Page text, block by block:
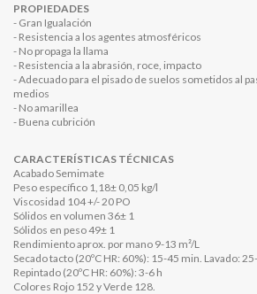
PROPIEDADES
- Gran Igualación
- Resistencia a los agentes atmosféricos
- No propaga la llama
- Resistencia a la abrasión, roce, impacto
- Adecuado para el pisado de suelos sometidos al
medios
- No amarillea
- Buena cubrición
CARACTERÍSTICAS TÉCNICAS
Acabado Semimate
Peso específico 1,18± 0,05 kg/l
Viscosidad 104 +/- 20 PO
Sólidos en volumen 36± 1
Sólidos en peso 49± 1
Rendimiento aprox. por mano 9-13 m²/L
Secado tacto (20ºC HR: 60%): 15-45 min. Lavado:
Repintado (20ºC HR: 60%): 3-6 h
Colores Rojo 152 y Verde 128.